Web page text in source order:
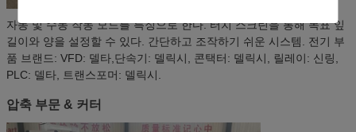
자동 및 수동 작동 모드를 특징으로 한다. 터치 스크린을 통해 목표 잎
길이와 양을 설정할 수 있다. 간단하고 조작하기 쉬운 시스템. 전기 부
품 브랜드: VFD: 델타,단속기: 델릭시, 콘택터: 델릭시, 릴레이: 신링,
PLC: 델타, 트랜스포머: 델릭시.
압축 부문 & 커터